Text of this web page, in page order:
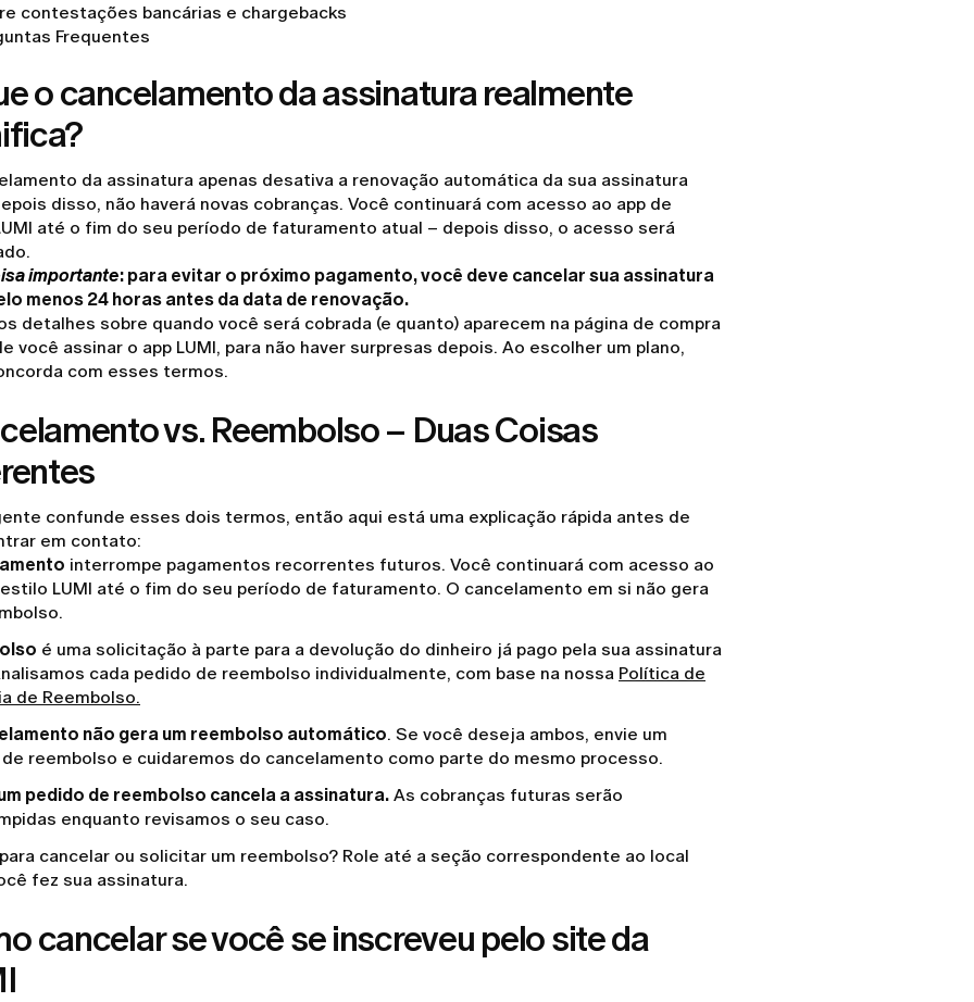
contestações bancárias e chargebacks
Frequentes
o cancelamento da assinatura realmente
da assinatura apenas desativa a renovação automática da sua assinatura
disso, não haverá novas cobranças. Você continuará com acesso ao app de
até o fim do seu período de faturamento atual – depois disso, o acesso será
importante: para evitar o próximo pagamento, você deve cancelar sua assinatura
menos 24 horas antes da data de renovação.
detalhes sobre quando você será cobrada (e quanto) aparecem na página de compra
você assinar o app LUMI, para não haver surpresas depois. Ao escolher um plano,
com esses termos.
vs. Reembolso – Duas Coisas
confunde esses dois termos, então aqui está uma explicação rápida antes de
em contato:
interrompe pagamentos recorrentes futuros. Você continuará com acesso ao
LUMI até o fim do seu período de faturamento. O cancelamento em si não gera
é uma solicitação à parte para a devolução do dinheiro já pago pela sua assinatura
cada pedido de reembolso individualmente, com base na nossa Política de
de Reembolso.
não gera um reembolso automático. Se você deseja ambos, envie um
reembolso e cuidaremos do cancelamento como parte do mesmo processo.
pedido de reembolso cancela a assinatura. As cobranças futuras serão
enquanto revisamos o seu caso.
cancelar ou solicitar um reembolso? Role até a seção correspondente ao local
fez sua assinatura.
cancelar se você se inscreveu pelo site da